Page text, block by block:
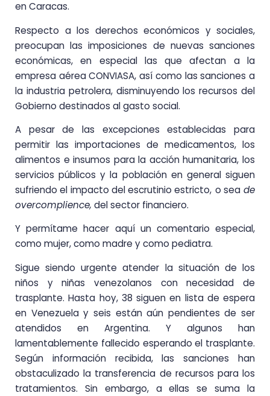
en Caracas.
Respecto a los derechos económicos y sociales,
preocupan las imposiciones de nuevas sanciones
económicas, en especial las que afectan a la
empresa aérea CONVIASA, así como las sanciones a
la industria petrolera, disminuyendo los recursos del
Gobierno destinados al gasto social.
A pesar de las excepciones establecidas para
permitir las importaciones de medicamentos, los
alimentos e insumos para la acción humanitaria, los
servicios públicos y la población en general siguen
sufriendo el impacto del escrutinio estricto, o seade
overcomplience, del sector financiero.
Y permítame hacer aquí un comentario especial,
como mujer, como madre y como pediatra.
Sigue siendo urgente atender la situación de los
niños y niñas venezolanos con necesidad de
trasplante. Hasta hoy, 38 siguen en lista de espera
en Venezuela y seis están aún pendientes de ser
atendidos en Argentina. Y algunos han
lamentablemente fallecido esperando el trasplante.
Según información recibida, las sanciones han
obstaculizado la transferencia de recursos para los
tratamientos. Sin embargo, a ellas se suma la